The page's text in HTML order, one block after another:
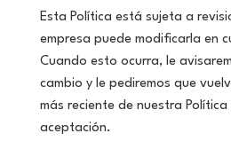
Esta Política está sujeta a
empresa puede modificarla en
Cuando esto ocurra, le
cambio y le pediremos que
más reciente de nuestra Política
aceptación.